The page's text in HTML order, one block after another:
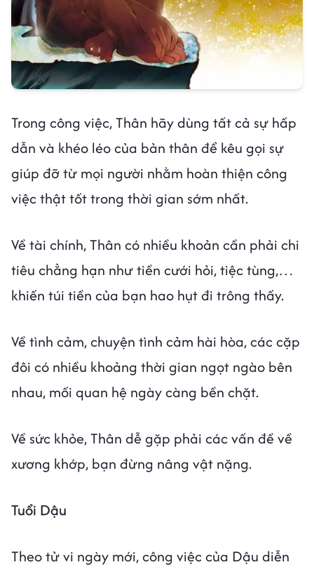
Trong công việc, Thân hãy dùng tất cả sự hấp
dẫn và khéo léo của bản thân để kêu gọi sự
giúp đỡ từ mọi người nhằm hoàn thiện công
việc thật tốt trong thời gian sớm nhất.
Về tài chính, Thân có nhiều khoản cần phải chi
tiêu chẳng hạn như tiền cưới hỏi, tiệc tùng,…
khiến túi tiền của bạn hao hụt đi trông thấy.
Về tình cảm, chuyện tình cảm hài hòa, các cặp
đôi có nhiều khoảng thời gian ngọt ngào bên
nhau, mối quan hệ ngày càng bền chặt.
Về sức khỏe, Thân dễ gặp phải các vấn đề về
xương khớp, bạn đừng nâng vật nặng.
Tuổi Dậu
Theo tử vi ngày mới, công việc của Dậu diễn